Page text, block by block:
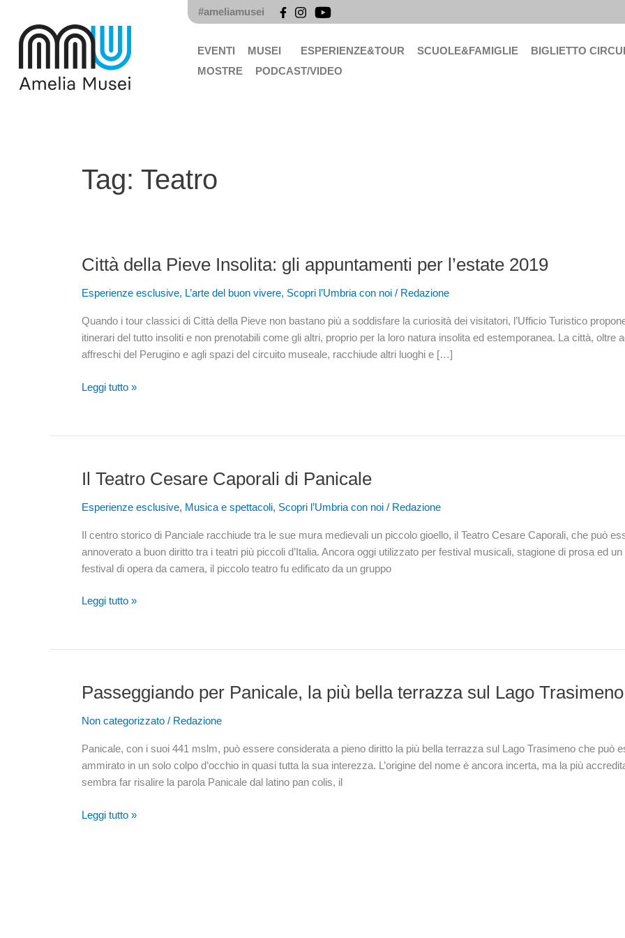
contenuto
#ameliamusei
EVENTI MUSEI ESPERIENZE&TOUR SCUOLE&FAMIGLIE BIGLIETTO
MOSTRE
PODCAST/VIDEO
Tag: Teatro
Città della Pieve Insolita: gli appuntamenti per l’estate 2019
Esperienze esclusive, L’arte del buon vivere, Scopri l’Umbria con noi / Redazione
Quando i tour classici di Città della Pieve non bastano più a soddisfare la curiosità dei visitatori, l’Ufficio Turistico
itinerari del tutto insoliti e non prenotabili come gli altri, proprio per la loro natura insolita ed estemporanea. La città, oltre
affreschi del Perugino e agli spazi del circuito museale, racchiude altri luoghi e […]
Città
Pieve
gli
appuntamenti
per
2019
Leggi tutto »
Il Teatro Cesare Caporali di Panicale
Esperienze esclusive, Musica e spettacoli, Scopri l’Umbria con noi / Redazione
Il centro storico di Panciale racchiude tra le sue mura medievali un piccolo gioello, il Teatro Cesare Caporali, che può
annoverato a buon diritto tra i teatri più piccoli d’Italia. Ancora oggi utilizzato per festival musicali, stagione di prosa ed un
festival di opera da camera, il piccolo teatro fu edificato da un gruppo
Il
Cesare
di
Panicale
Leggi tutto »
Passeggiando per Panicale, la più bella terrazza sul Lago Trasimeno
Non categorizzato / Redazione
Panicale, con i suoi 441 mslm, può essere considerata a pieno diritto la più bella terrazza sul Lago Trasimeno che può
ammirato in un solo colpo d’occhio in quasi tutta la sua interezza. L’origine del nome è ancora incerta, ma la più
sembra far risalire la parola Panicale dal latino pan colis, il
Passeggiando
Panicale,
più
bella
terrazza
Lago
Leggi tutto »